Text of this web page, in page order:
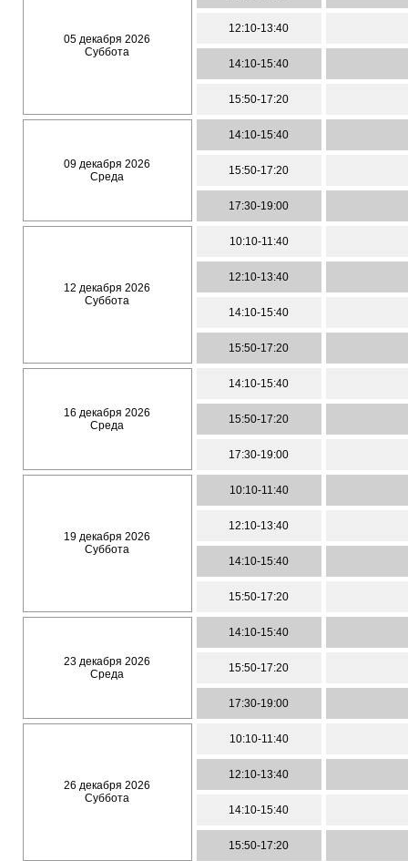
05 декабря 2026
Суббота
12:10-13:40
14:10-15:40
15:50-17:20
09 декабря 2026
Среда
14:10-15:40
15:50-17:20
17:30-19:00
12 декабря 2026
Суббота
10:10-11:40
12:10-13:40
14:10-15:40
15:50-17:20
16 декабря 2026
Среда
14:10-15:40
15:50-17:20
17:30-19:00
19 декабря 2026
Суббота
10:10-11:40
12:10-13:40
14:10-15:40
15:50-17:20
23 декабря 2026
Среда
14:10-15:40
15:50-17:20
17:30-19:00
26 декабря 2026
Суббота
10:10-11:40
12:10-13:40
14:10-15:40
15:50-17:20